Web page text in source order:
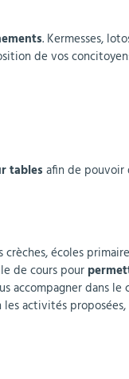
. Kermesses,
de vos
tables afin de pouvoir
écoles
de cours pour
accompagner dans le
activités